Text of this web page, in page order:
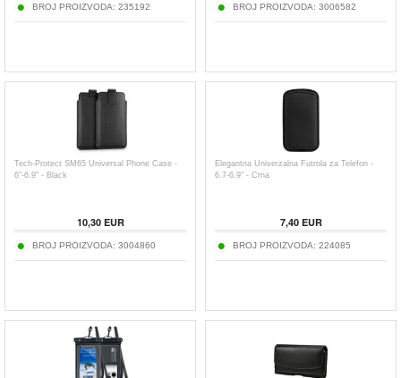
BROJ PROIZVODA: 235192 BROJ PROIZVODA: 3006582
Tech-Protect SM65 Universal Phone Case -
6"-6.9" - Black
10,30EUR
BROJ PROIZVODA: 3004860
Elegantna Univerzalna Futrola za Telefon -
6.7-6.9" - Crna
7,40EUR
BROJ PROIZVODA: 224085